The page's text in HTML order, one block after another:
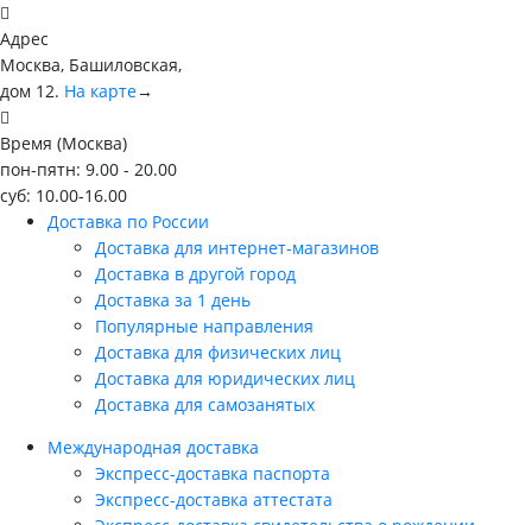
Адрес
Москва, Башиловская,
дом 12. На карте→
Время (Москва)
пон-пятн: 9.00 - 20.00
суб: 10.00-16.00
Доставка по России
Доставка для интернет-магазинов
Доставка в другой город
Доставка за 1 день
Популярные направления
Доставка для физических лиц
Доставка для юридических лиц
Доставка для самозанятых
Международная доставка
Экспресс-доставка паспорта
Экспресс-доставка аттестата